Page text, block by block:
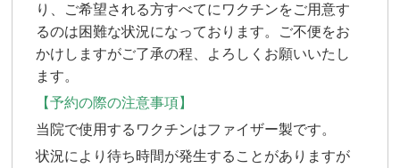
り、ご希望される方すべてにワクチンをご用意す
るのは困難な状況になっております。ご不便をお
かけしますがご了承の程、よろしくお願いいたし
ます。
【予約の際の注意事項】
当院で使用するワクチンはファイザー製です。
状況により待ち時間が発生することがありますが